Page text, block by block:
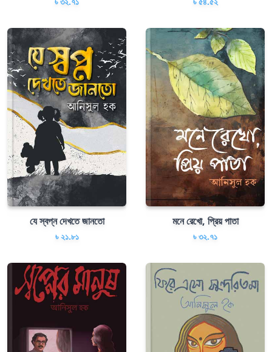
যে স্বপ্ন দেখতে জানতো
৳ ২১.৮১
মনে রেখো, প্রিয় পাতা
৳ ৩২.৭১